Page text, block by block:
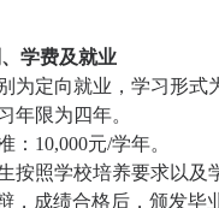
学费及就业
为定向就业，学习形式
年限为四年。
： 10,000元/学年。
按照学校培养要求以及
，成绩合格后，颁发毕